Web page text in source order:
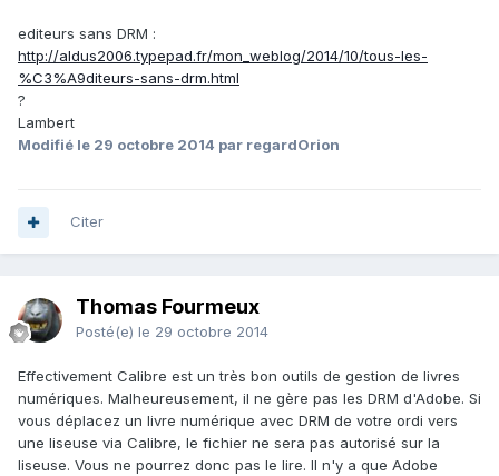
editeurs sans DRM :
http://aldus2006.typepad.fr/mon_weblog/2014/10/tous-les-
%C3%A9diteurs-sans-drm.html
?
Lambert
Modifié le 29 octobre 2014 par regardOrion
Citer
Thomas Fourmeux
Posté(e) le 29 octobre 2014
Effectivement Calibre est un très bon outils de gestion de livres
numériques. Malheureusement, il ne gère pas les DRM d'Adobe. Si
vous déplacez un livre numérique avec DRM de votre ordi vers
une liseuse via Calibre, le fichier ne sera pas autorisé sur la
liseuse. Vous ne pourrez donc pas le lire. Il n'y a que Adobe